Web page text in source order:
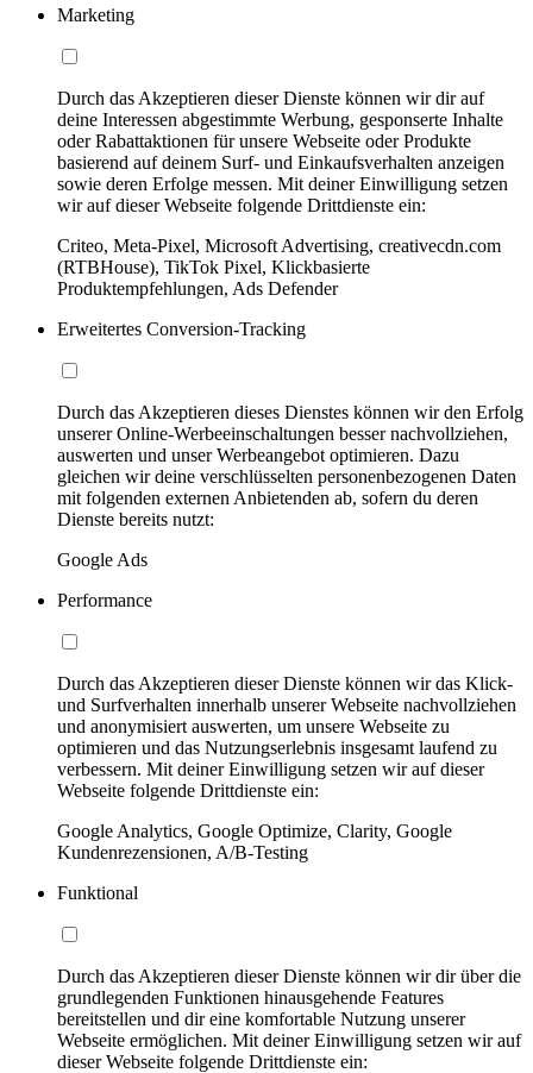
Marketing
Durch das Akzeptieren dieser Dienste können wir dir auf
deine Interessen abgestimmte Werbung, gesponserte Inhalte
oder Rabattaktionen für unsere Webseite oder Produkte
basierend auf deinem Surf- und Einkaufsverhalten anzeigen
sowie deren Erfolge messen. Mit deiner Einwilligung setzen
wir auf dieser Webseite folgende Drittdienste ein:
Criteo, Meta-Pixel, Microsoft Advertising, creativecdn.com
(RTBHouse), TikTok Pixel, Klickbasierte
Produktempfehlungen, Ads Defender
Erweitertes Conversion-Tracking
Durch das Akzeptieren dieses Dienstes können wir den Erfolg
unserer Online-Werbeeinschaltungen besser nachvollziehen,
auswerten und unser Werbeangebot optimieren. Dazu
gleichen wir deine verschlüsselten personenbezogenen Daten
mit folgenden externen Anbietenden ab, sofern du deren
Dienste bereits nutzt:
Google Ads
Performance
Durch das Akzeptieren dieser Dienste können wir das Klick-
und Surfverhalten innerhalb unserer Webseite nachvollziehen
und anonymisiert auswerten, um unsere Webseite zu
optimieren und das Nutzungserlebnis insgesamt laufend zu
verbessern. Mit deiner Einwilligung setzen wir auf dieser
Webseite folgende Drittdienste ein:
Google Analytics, Google Optimize, Clarity, Google
Kundenrezensionen, A/B-Testing
Funktional
Durch das Akzeptieren dieser Dienste können wir dir über die
grundlegenden Funktionen hinausgehende Features
bereitstellen und dir eine komfortable Nutzung unserer
Webseite ermöglichen. Mit deiner Einwilligung setzen wir auf
dieser Webseite folgende Drittdienste ein: